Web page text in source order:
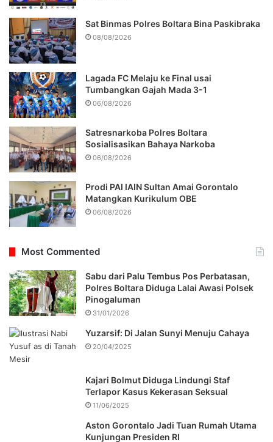
Sat Binmas Polres Boltara Bina Paskibraka
08/08/2026
Lagada FC Melaju ke Final usai
Tumbangkan Gajah Mada 3-1
06/08/2026
Satresnarkoba Polres Boltara
Sosialisasikan Bahaya Narkoba
06/08/2026
Prodi PAI IAIN Sultan Amai Gorontalo
Matangkan Kurikulum OBE
06/08/2026
Most Commented
Sabu dari Palu Tembus Pos Perbatasan,
Polres Boltara Diduga Lalai Awasi Polsek
Pinogaluman
31/01/2026
Yuzarsif: Di Jalan Sunyi Menuju Cahaya
20/04/2025
Kajari Bolmut Diduga Lindungi Staf
Terlapor Kasus Kekerasan Seksual
11/06/2025
Aston Gorontalo Jadi Tuan Rumah Utama
Kunjungan Presiden RI